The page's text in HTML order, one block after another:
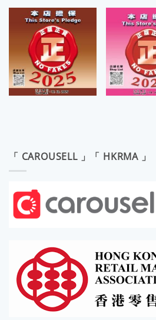
「 CAROUSELL 」「 HKRMA 」